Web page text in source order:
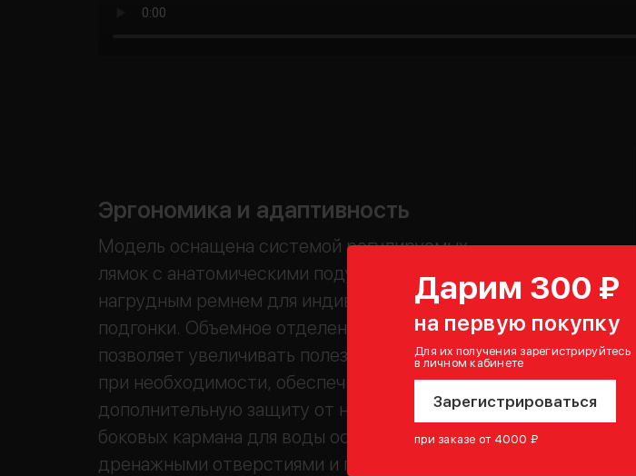
Дарим 300 ₽
на первую покупку
Для их получения зарегистрируйтесь
в личном кабинете
Зарегистрироваться
при заказе от 4000 ₽
Эргономика и адаптивность
Модель оснащена системой регулируемых
лямок с анатомическими подушками и съемным
нагрудным ремнем для индивидуальной
подгонки. Объемное отделение с рол-топом
позволяет увеличивать полезное пространство
при необходимости, обеспечивая
дополнительную защиту от непогоды. Два
боковых кармана для воды оснащены
дренажными отверстиями и подходят для